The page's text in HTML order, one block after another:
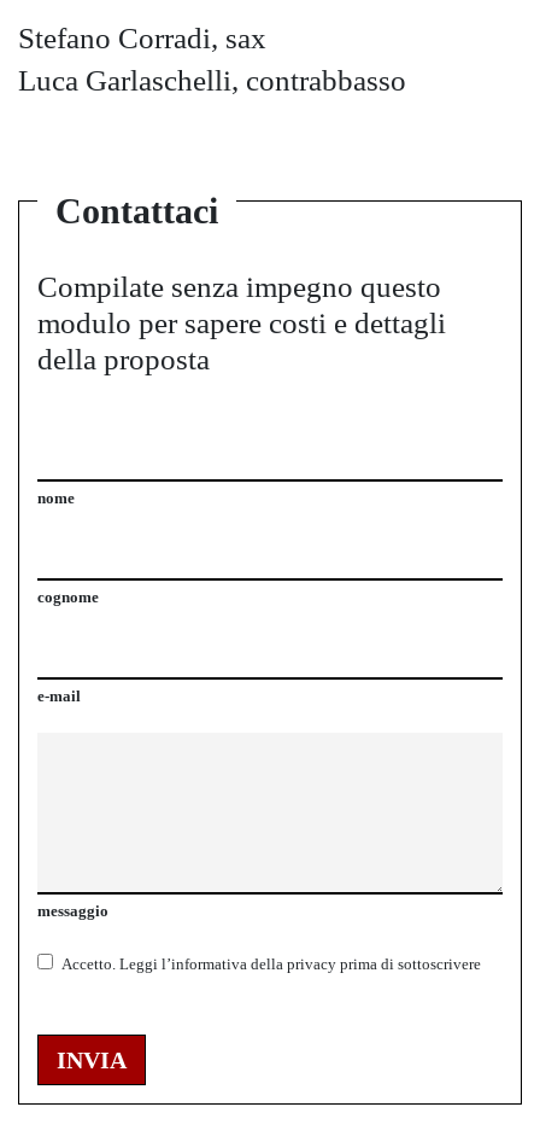
Stefano Corradi, sax
Luca Garlaschelli, contrabbasso
Contattaci
Compilate senza impegno questo
modulo per sapere costi e dettagli
della proposta
nome
cognome
e-mail
messaggio
Accetto. Leggi l’informativa della privacy prima di sottoscrivere
INVIA